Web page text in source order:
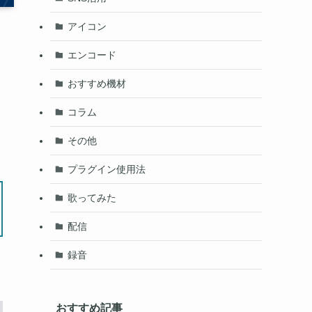
アイコン
エンコード
おすすめ機材
コラム
その他
プラグイン使用法
歌ってみた
配信
録音
おすすめ記事